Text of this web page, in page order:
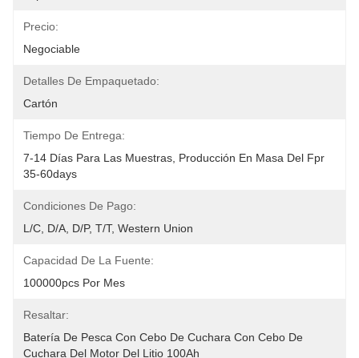
Precio:
Negociable
Detalles De Empaquetado:
Cartón
Tiempo De Entrega:
7-14 Días Para Las Muestras, Producción En Masa Del Fpr
35-60days
Condiciones De Pago:
L/C, D/A, D/P, T/T, Western Union
Capacidad De La Fuente:
100000pcs Por Mes
Resaltar:
Batería De Pesca Con Cebo De Cuchara Con Cebo De
Cuchara Del Motor Del Litio 100Ah